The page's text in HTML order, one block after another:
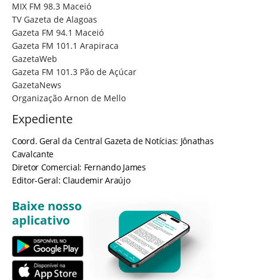
MIX FM 98.3 Maceió
TV Gazeta de Alagoas
Gazeta FM 94.1 Maceió
Gazeta FM 101.1 Arapiraca
GazetaWeb
Gazeta FM 101.3 Pão de Açúcar
GazetaNews
Organização Arnon de Mello
Expediente
Coord. Geral da Central Gazeta de Notícias: Jônathas
Cavalcante
Diretor Comercial: Fernando James
Editor-Geral: Claudemir Araújo
Baixe nosso
aplicativo